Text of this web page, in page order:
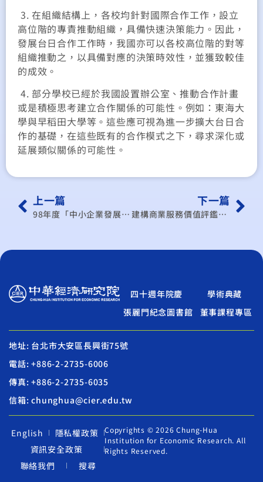
3. 在組織結構上，各校均針對國際合作工作，設立
高位階的專責推動組織，具備快速決策能力。因此，
發展台日合作工作時，我國亦可以各校高位階的對等
組織推動之，以具備對應的決策時效性，並獲致較佳
的成效。
4. 部分學校已經於我國設置辦公室、推動合作計畫
或是積極思考建立合作關係的可能性。例如：東海大
學與早稻田大學等。這些應可視為進一步擴大台日合
作的基礎，在這些既有的合作模式之下，尋求深化或
延展類似關係的可能性。
上一篇
98年度「中小企業發展政策及諮詢服務計畫」
下一篇
建構商業服務價值評鑑體制之研究
四十週年院慶
學術典藏
張麗門紀念圖書館
董事課程專區
地址: 台北市大安區長興街75號
電話: +886-2-2735-6006
傳真: +886-2-2735-6035
信箱: chunghua@cier.edu.tw
English
隱私權政策
資訊安全政策
聯絡我們
搜尋
Copyrights © 2026 Chung-Hua
Institution for Economic Research. All
Rights Reserved.